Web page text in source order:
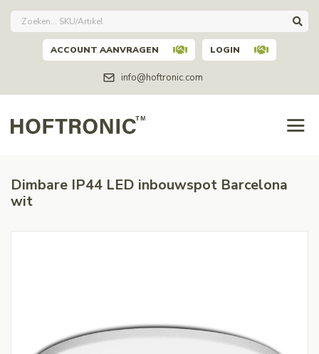
info@hoftronic.com
ACCOUNT AANVRAGEN LOGIN
Dimbare IP44 LED inbouwspot Barcelona
wit